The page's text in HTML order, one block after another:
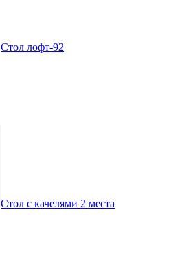
Стол лофт-92
Стол с качелями 2 места